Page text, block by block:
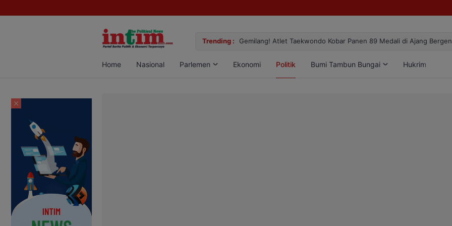
Trending :
Sabu di Pangkalan Bun, Dua Pelaku Diamankan Gemilang! Atlet Taekwondo Kobar Panen 89 Medali di Ajang
Home Nasional Parlemen Ekonomi Politik Bumi Tambun Bungai Hukrim